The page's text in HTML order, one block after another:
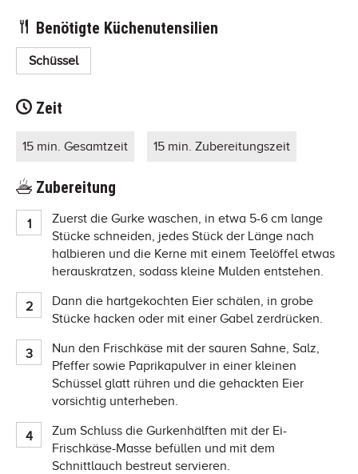
Benötigte Küchenutensilien
Schüssel
Zeit
15 min. Gesamtzeit 15 min. Zubereitungszeit
Zubereitung
Zuerst die Gurke waschen, in etwa 5-6 cm lange
Stücke schneiden, jedes Stück der Länge nach
halbieren und die Kerne mit einem Teelöffel etwas
herauskratzen, sodass kleine Mulden entstehen.
Dann die hartgekochten Eier schälen, in grobe
Stücke hacken oder mit einer Gabel zerdrücken.
Nun den Frischkäse mit der sauren Sahne, Salz,
Pfeffer sowie Paprikapulver in einer kleinen
Schüssel glatt rühren und die gehackten Eier
vorsichtig unterheben.
Zum Schluss die Gurkenhälften mit der Ei-
Frischkäse-Masse befüllen und mit dem
Schnittlauch bestreut servieren.